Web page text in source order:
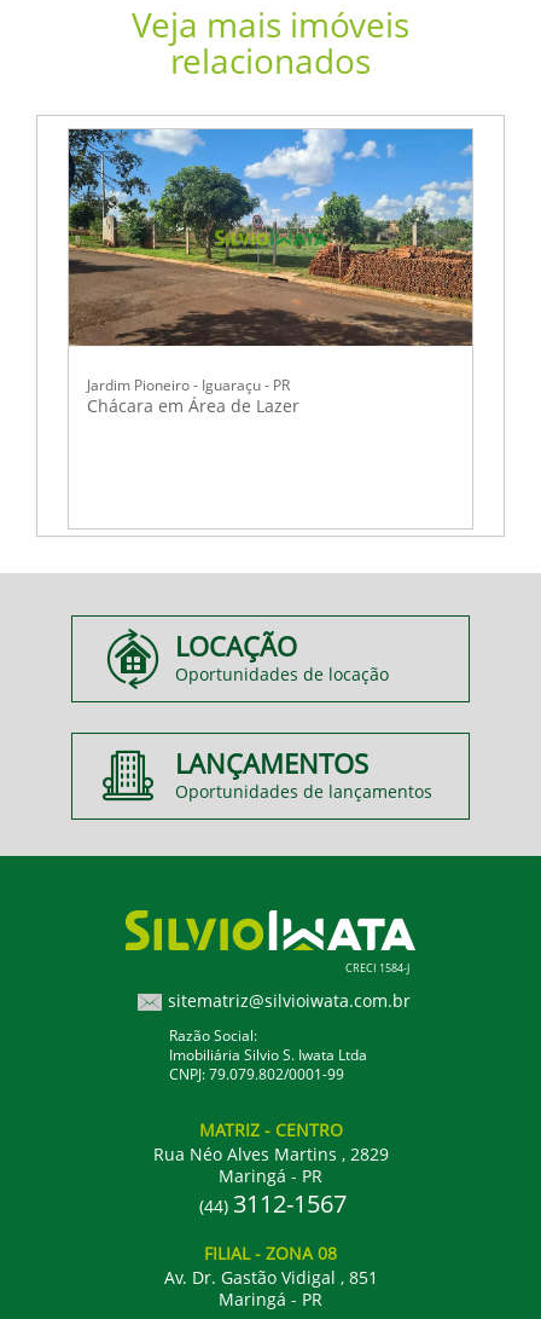
Veja mais imóveis
relacionados
Jardim Pioneiro - Iguaraçu - PR
Chácara em Área de Lazer
LOCAÇÃO
Oportunidades de locação
LANÇAMENTOS
Oportunidades de lançamentos
CRECI 1584-J
sitematriz@silvioiwata.com.br
Razão Social:
Imobiliária Silvio S. Iwata Ltda
CNPJ: 79.079.802/0001-99
MATRIZ - CENTRO
Rua Néo Alves Martins , 2829
Maringá - PR
(44) 3112-1567
FILIAL- ZONA 08
Av. Dr. Gastão Vidigal , 851
Maringá - PR